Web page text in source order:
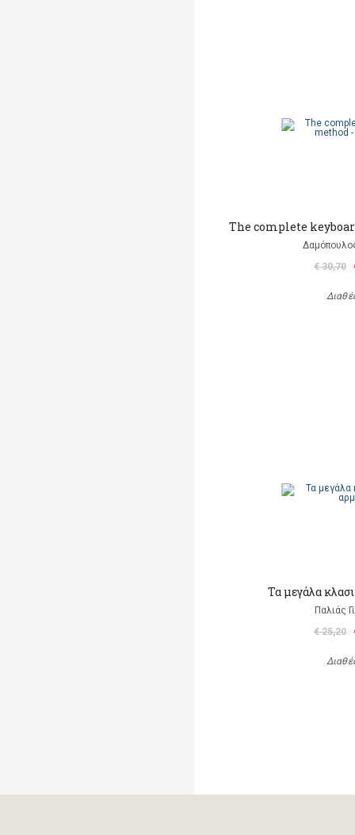
The complete
€ 30,70
Τα μεγάλα
Παλιάς
€ 25,20